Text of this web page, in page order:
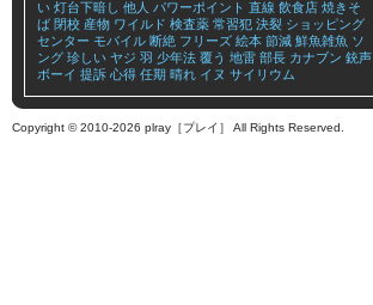
い 灯台下暗し 他人 パワーポイント 直線 飲食店 焼きそ
ば 閉校 産物 ワイルド 検査薬 常習犯 決裂 ショッピング
センター モバイル 断絶 フリーズ 絵本 節減 鮮魚雑魚 ソ
ング 珍しい ヤジ 羽 少年法 覆う 地雷 部長 カナブン 銃声
ボーイ 提訴 心得 任期 晴れ イヌ サイリウム
Copyright © 2010-2026 plray［プレイ］ All Rights Reserved.